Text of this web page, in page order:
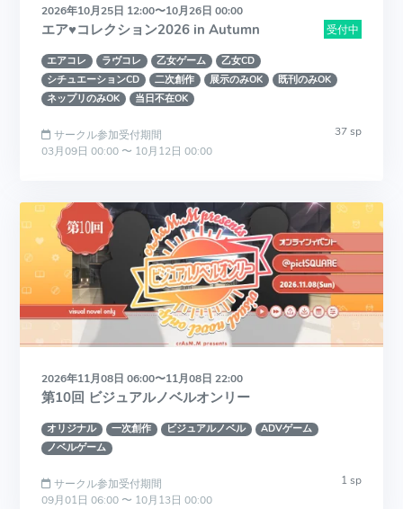
2026年10月25日 12:00〜10月26日 00:00
受付中
エア♥コレクション2026 in Autumn
エアコレ ラヴコレ 乙女ゲーム
乙女CD
シチュエーションCD
二次創作 展示のみOK
既刊のみOK
ネップリのみOK
当日不在OK
37 sp
サークル参加受付期間
03月09日 00:00 〜 10月12日 00:00
2026年11月08日 06:00〜11月08日 22:00
第10回 ビジュアルノベルオンリー
オリジナル 一次創作 ビジュアルノベル
ADVゲーム
ノベルゲーム
1 sp
サークル参加受付期間
09月01日 06:00 〜 10月13日 00:00